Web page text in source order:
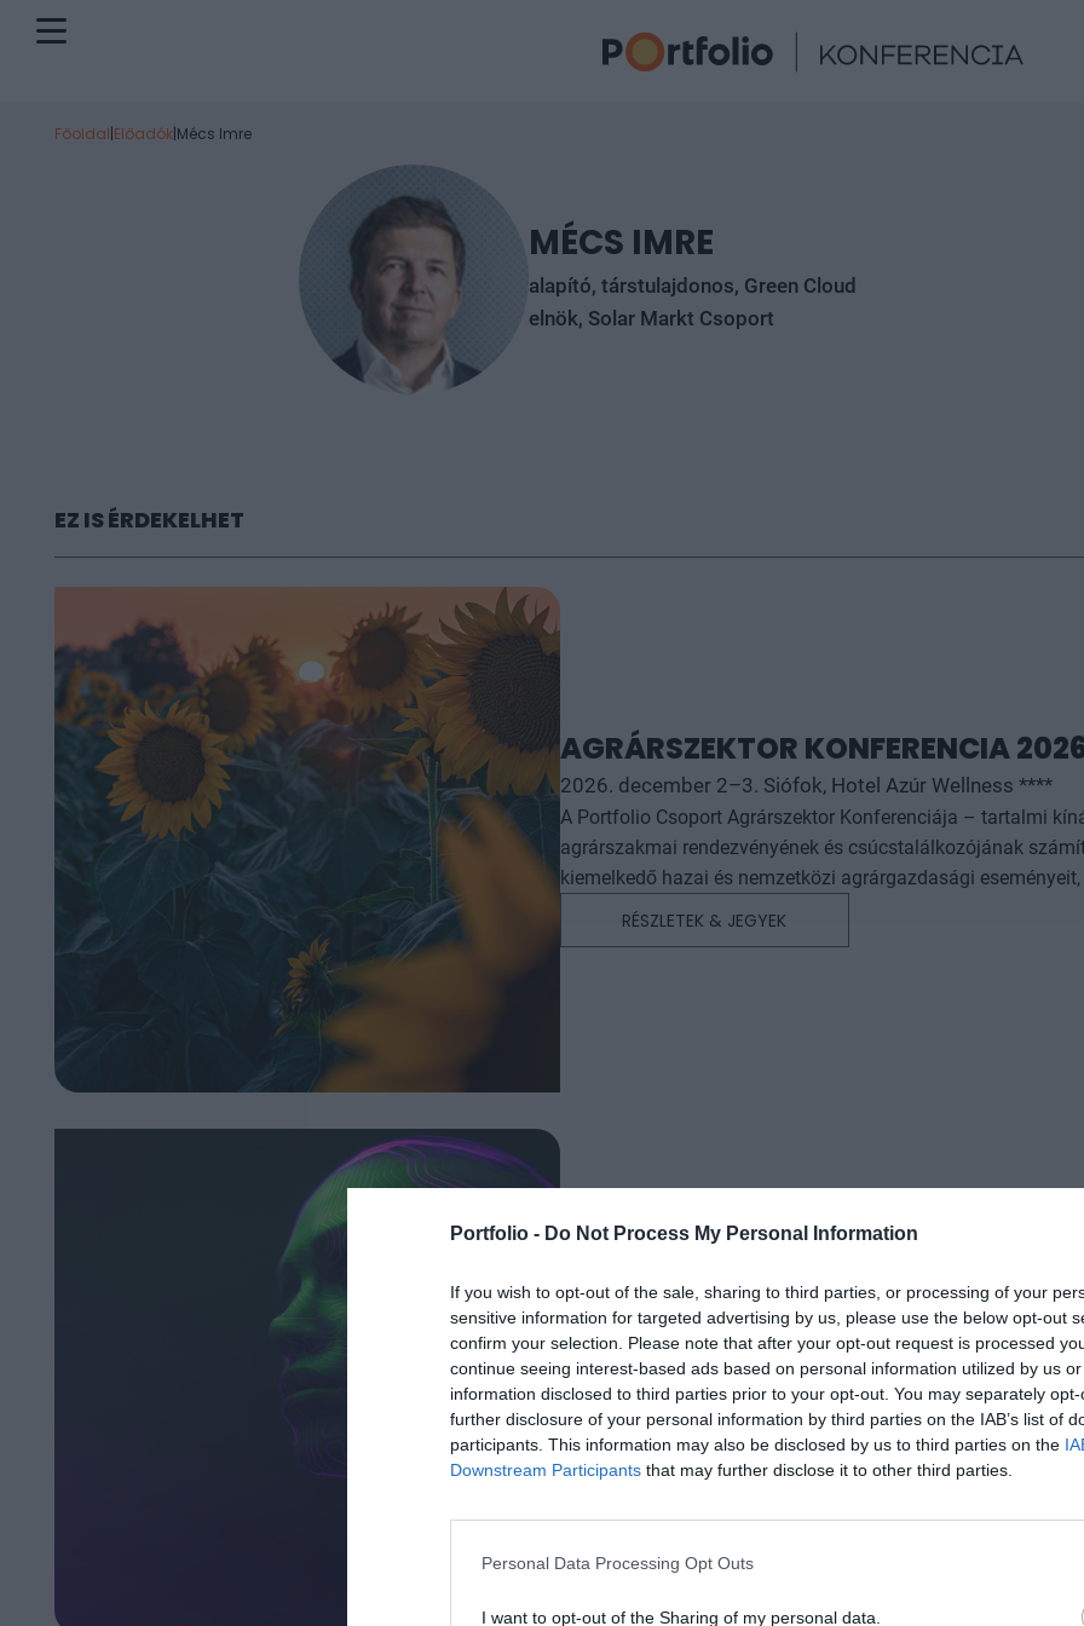
Portfolio - Do Not Process My Personal Information
If you wish to opt-out of the sale, sharing to third parties, or processing of your
sensitive information for targeted advertising by us, please use the below opt-out
confirm your selection. Please note that after your opt-out request is processed
continue seeing interest-based ads based on personal information utilized by us
information disclosed to third parties prior to your opt-out. You may separately
further disclosure of your personal information by third parties on the IAB’s list of
participants. This information may also be disclosed by us to third parties on the
Downstream Participants that may further disclose it to other third parties.
Personal Data Processing Opt Outs
I want to opt-out of the Sharing of my personal data.
Főoldal|Előadók|Mécs Imre
MÉCS IMRE
alapító, társtulajdonos, Green Cloud
elnök, Solar Markt Csoport
EZ IS ÉRDEKELHET
AGRÁRSZEKTOR KONFERENCIA
2026. december 2–3. Siófok, Hotel Azúr Wellness ****
A Portfolio Csoport Agrárszektor Konferenciája – tartalmi
agrárszakmai rendezvényének és csúcstalálkozójának
kiemelkedő hazai és nemzetközi agrárgazdasági
agrárpiaci szereplők sikeres üzleti és beruházási
lehetőséget biztosít az agráriumot kiszolgáló vállalkozások
a szakmai kapcsolatépítésre, a networkingre és az üzleti
odaítélhető díjakat, amelyek az agrárium legkiemelkedőbb
benyújtott pályázatai alapján.
RÉSZLETEK & JEGYEK
AI & DIGITAL TRANSFORMATION
2026. november 26. Marriott Hotel
Elképesztő ütemben digitalizálódik az életünk és ezzel
megszűnnek, a fiókokba, személyes ügyintézésre csak a
órában kommunikálunk, ügyeket intézünk. Ám most a
feje tetejére állítja az AI-forradalom, és az agentic AI trend.
üzleti, compliance és adminisztratív folyamatokat támogató
jó a vibe coding? Nagyvállalatoknak és kkv-knak is szóló
RÉSZLETEK & JEGYEK